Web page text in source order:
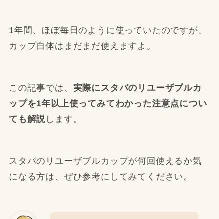
1年間、ほぼ毎日のように使っていたのですが、
カップ自体はまだまだ使えますよ。
この記事では、 実際にスタバのリユーザブルカ
ップを1年以上使ってみてわかった注意点につい
ても解説 します。
スタバのリユーザブルカップが何回使えるか気
になる方は、ぜひ参考にしてみてください。